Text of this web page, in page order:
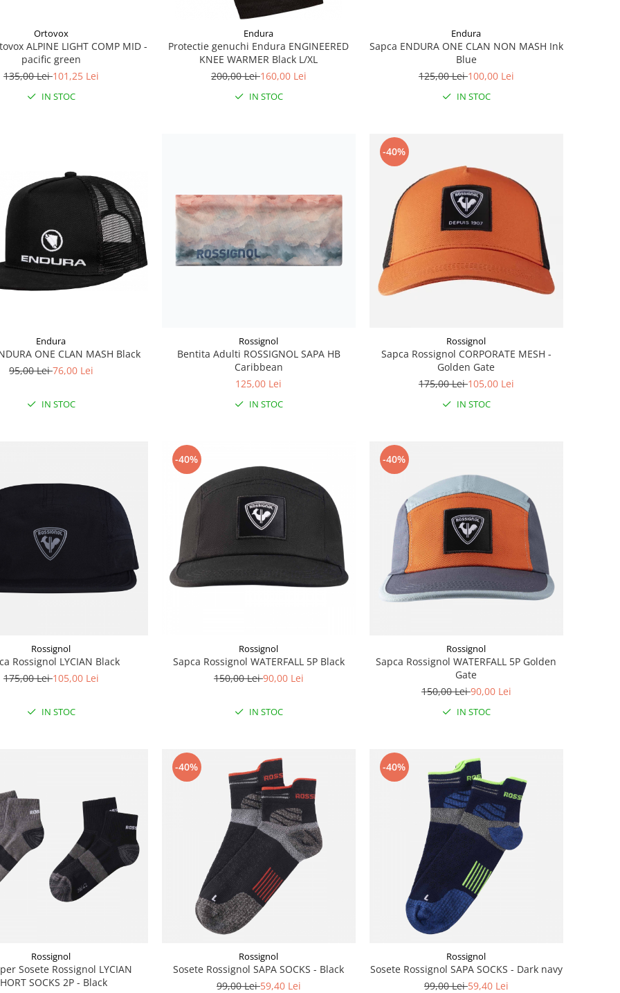
Ortovox
ALPINE LIGHT COMP MID -
pacific green
135,00 Lei101,25 Lei
IN STOC
Endura
Protectie genuchi Endura ENGINEERED
KNEE WARMER Black L/XL
200,00 Lei160,00 Lei
IN STOC
Endura
Sapca ENDURA ONE CLAN NON MASH Ink
Blue
125,00 Lei100,00 Lei
IN STOC
Endura
ONE CLAN MASH Black
95,00 Lei76,00 Lei
IN STOC
Rossignol
Bentita Adulti ROSSIGNOL SAPA HB
Caribbean
125,00 Lei
IN STOC
-40%
Rossignol
Sapca Rossignol CORPORATE MESH -
Golden Gate
175,00 Lei105,00 Lei
IN STOC
Rossignol
Rossignol LYCIAN Black
175,00 Lei105,00 Lei
IN STOC
-40%
Rossignol
Sapca Rossignol WATERFALL 5P Black
150,00 Lei90,00 Lei
IN STOC
-40%
Rossignol
Sapca Rossignol WATERFALL 5P Golden
Gate
150,00 Lei90,00 Lei
IN STOC
Rossignol
Sosete Rossignol LYCIAN
SOCKS 2P - Black
-40%
Rossignol
Sosete Rossignol SAPA SOCKS - Black
99,00 Lei59,40 Lei
-40%
Rossignol
Sosete Rossignol SAPA SOCKS - Dark navy
99,00 Lei59,40 Lei